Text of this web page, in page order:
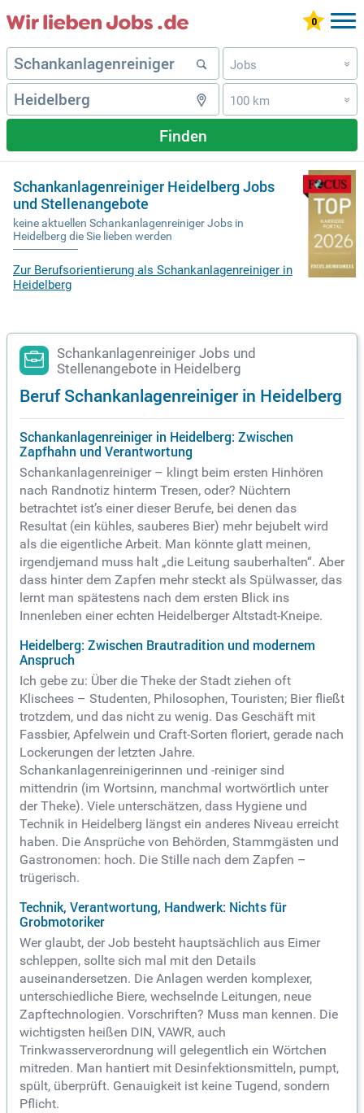
Jobs »
100 km »
Finden
Schankanlagenreiniger Heidelberg Jobs
und Stellenangebote
keine aktuellen Schankanlagenreiniger Jobs in
Heidelberg die Sie lieben werden
Zur Berufsorientierung als Schankanlagenreiniger in
Heidelberg
Schankanlagenreiniger Jobs und
Stellenangebote in Heidelberg
Beruf Schankanlagenreiniger in Heidelberg
Schankanlagenreiniger in Heidelberg: Zwischen
Zapfhahn und Verantwortung
Schankanlagenreiniger – klingt beim ersten Hinhören
nach Randnotiz hinterm Tresen, oder? Nüchtern
betrachtet ist’s einer dieser Berufe, bei denen das
Resultat (ein kühles, sauberes Bier) mehr bejubelt wird
als die eigentliche Arbeit. Man könnte glatt meinen,
irgendjemand muss halt „die Leitung sauberhalten“. Aber
dass hinter dem Zapfen mehr steckt als Spülwasser, das
lernt man spätestens nach dem ersten Blick ins
Innenleben einer echten Heidelberger Altstadt-Kneipe.
Heidelberg: Zwischen Brautradition und modernem
Anspruch
Ich gebe zu: Über die Theke der Stadt ziehen oft
Klischees – Studenten, Philosophen, Touristen; Bier fließt
trotzdem, und das nicht zu wenig. Das Geschäft mit
Fassbier, Apfelwein und Craft-Sorten floriert, gerade nach
Lockerungen der letzten Jahre.
Schankanlagenreinigerinnen und -reiniger sind
mittendrin (im Wortsinn, manchmal wortwörtlich unter
der Theke). Viele unterschätzen, dass Hygiene und
Technik in Heidelberg längst ein anderes Niveau erreicht
haben. Die Ansprüche von Behörden, Stammgästen und
Gastronomen: hoch. Die Stille nach dem Zapfen –
trügerisch.
Technik, Verantwortung, Handwerk: Nichts für
Grobmotoriker
Wer glaubt, der Job besteht hauptsächlich aus Eimer
schleppen, sollte sich mal mit den Details
auseinandersetzen. Die Anlagen werden komplexer,
unterschiedliche Biere, wechselnde Leitungen, neue
Zapftechnologien. Vorschriften? Muss man kennen. Die
wichtigsten heißen DIN, VAWR, auch
Trinkwasserverordnung will gelegentlich ein Wörtchen
mitreden. Man hantiert mit Desinfektionsmitteln, pumpt,
spült, überprüft. Genauigkeit ist keine Tugend, sondern
Pflicht.